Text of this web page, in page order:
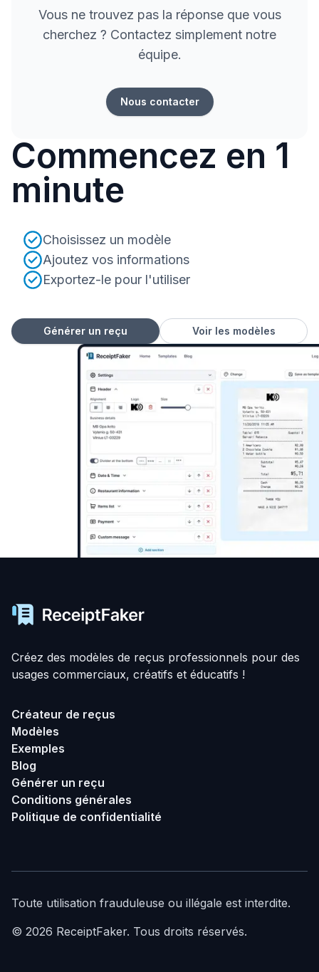
Vous ne trouvez pas la réponse que vous
cherchez ? Contactez simplement notre
équipe.
Nous contacter
Commencez en 1
minute
Choisissez un modèle
Ajoutez vos informations
Exportez-le pour l'utiliser
Générer un reçu Voir les modèles
Créez des modèles de reçus professionnels pour des
usages commerciaux, créatifs et éducatifs !
Créateur de reçus
Modèles
Exemples
Blog
Générer un reçu
Conditions générales
Politique de confidentialité
Toute utilisation frauduleuse ou illégale est interdite.
© 2026 ReceiptFaker. Tous droits réservés.